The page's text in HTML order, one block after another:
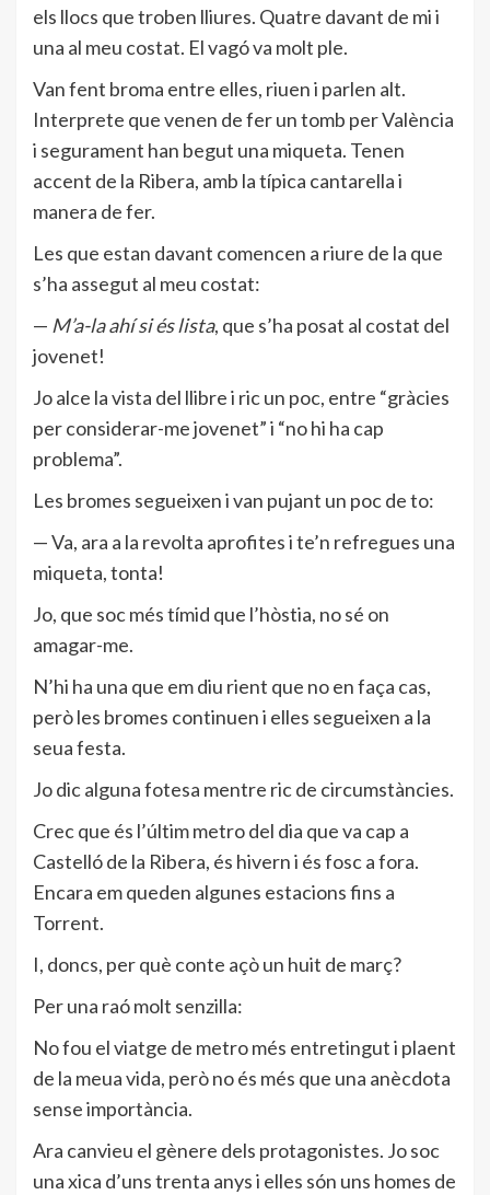
els llocs que troben lliures. Quatre davant de mi i
una al meu costat. El vagó va molt ple.
Van fent broma entre elles, riuen i parlen alt.
Interprete que venen de fer un tomb per València
i segurament han begut una miqueta. Tenen
accent de la Ribera, amb la típica cantarella i
manera de fer.
Les que estan davant comencen a riure de la que
s’ha assegut al meu costat:
— M’a-la ahí si és lista, que s’ha posat al costat del
jovenet!
Jo alce la vista del llibre i ric un poc, entre “gràcies
per considerar-me jovenet” i “no hi ha cap
problema”.
Les bromes segueixen i van pujant un poc de to:
— Va, ara a la revolta aprofites i te’n refregues una
miqueta, tonta!
Jo, que soc més tímid que l’hòstia, no sé on
amagar-me.
N’hi ha una que em diu rient que no en faça cas,
però les bromes continuen i elles segueixen a la
seua festa.
Jo dic alguna fotesa mentre ric de circumstàncies.
Crec que és l’últim metro del dia que va cap a
Castelló de la Ribera, és hivern i és fosc a fora.
Encara em queden algunes estacions fins a
Torrent.
I, doncs, per què conte açò un huit de març?
Per una raó molt senzilla:
No fou el viatge de metro més entretingut i plaent
de la meua vida, però no és més que una anècdota
sense importància.
Ara canvieu el gènere dels protagonistes. Jo soc
una xica d’uns trenta anys i elles són uns homes de